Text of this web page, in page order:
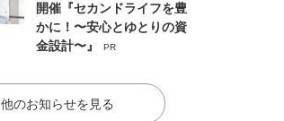
開催『セカンドライフを豊
かに！〜安心とゆとりの資
金設計〜』
PR
他のお知らせを見る